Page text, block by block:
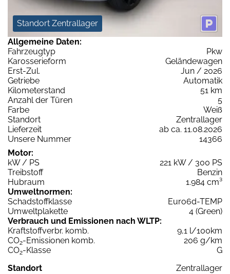
Standort Zentrallager
Allgemeine Daten:
Fahrzeugtyp
Pkw
Karosserieform
Geländewagen
Erst-Zul.
Jun / 2026
Getriebe
Automatik
Kilometerstand
51 km
Anzahl der Türen
5
Farbe
Weiß
Standort
Zentrallager
Lieferzeit
ab ca. 11.08.2026
Unsere Nummer
14366
Motor:
kW / PS
221 kW / 300 PS
Treibstoff
Benzin
Hubraum
1.984 cm³
Umweltnormen:
Schadstoffklasse
Euro6d-TEMP
Umweltplakette
4 (Green)
Verbrauch und Emissionen nach WLTP:
Kraftstoffverbr. komb.
9,1 l/100km
CO2-Emissionen komb.
206 g/km
CO2-Klasse
G
Standort
Zentrallager